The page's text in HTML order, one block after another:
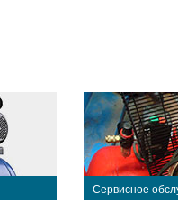
Сервисное